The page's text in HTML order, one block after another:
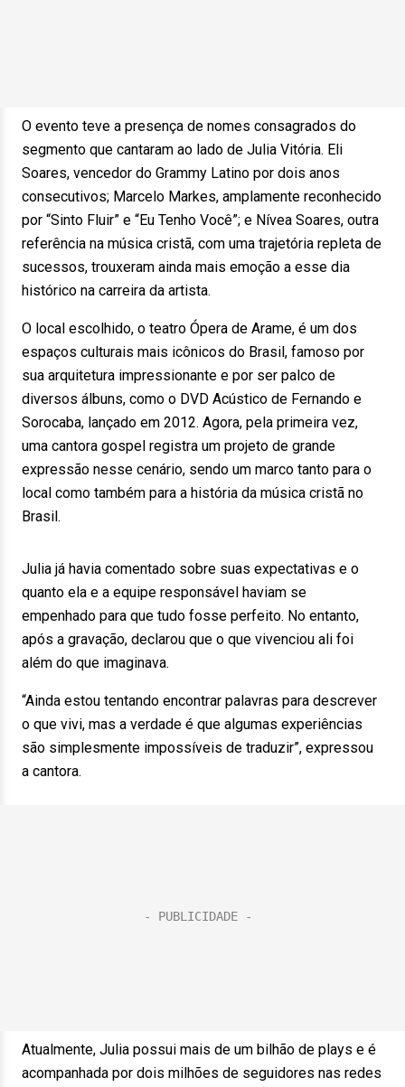
O evento teve a presença de nomes consagrados do
segmento que cantaram ao lado de Julia Vitória. Eli
Soares, vencedor do Grammy Latino por dois anos
consecutivos; Marcelo Markes, amplamente reconhecido
por “Sinto Fluir” e “Eu Tenho Você”; e Nívea Soares, outra
referência na música cristã, com uma trajetória repleta de
sucessos, trouxeram ainda mais emoção a esse dia
histórico na carreira da artista.
O local escolhido, o teatro Ópera de Arame, é um dos
espaços culturais mais icônicos do Brasil, famoso por
sua arquitetura impressionante e por ser palco de
diversos álbuns, como o DVD Acústico de Fernando e
Sorocaba, lançado em 2012. Agora, pela primeira vez,
uma cantora gospel registra um projeto de grande
expressão nesse cenário, sendo um marco tanto para o
local como também para a história da música cristã no
Brasil.
Julia já havia comentado sobre suas expectativas e o
quanto ela e a equipe responsável haviam se
empenhado para que tudo fosse perfeito. No entanto,
após a gravação, declarou que o que vivenciou ali foi
além do que imaginava.
“Ainda estou tentando encontrar palavras para descrever
o que vivi, mas a verdade é que algumas experiências
são simplesmente impossíveis de traduzir”, expressou
a cantora.
Atualmente, Julia possui mais de um bilhão de plays e é
acompanhada por dois milhões de seguidores nas redes